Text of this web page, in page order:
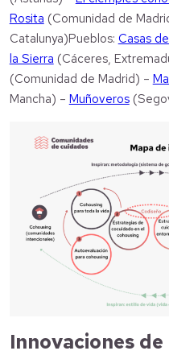
Rosita (Comunidad de
Catalunya)Pueblos: Casas
la Sierra (Cáceres,
(Comunidad de Madrid) –
Mancha) – Muñoveros
Innovaciones